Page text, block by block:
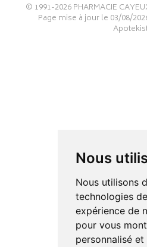
Nous
Nous utilisons
technologies
expérience de
pour vous
personnalisé
© 1991-2026PHARMACIE
Page mise à jour le 03/08/